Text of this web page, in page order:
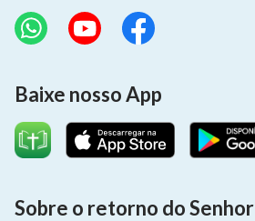
Baixe nosso App
Sobre o retorno do Senhor